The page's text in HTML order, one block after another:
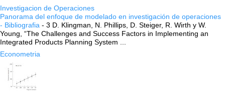
Investigacion de Operaciones
Panorama del enfoque de modelado en investigación de operaciones
- Bibliografia - 3 D. Klingman, N. Phillips, D. Steiger, R. Wirth y W.
Young, “The Challenges and Success Factors in Implementing an
Integrated Products Planning System ...
Econometria